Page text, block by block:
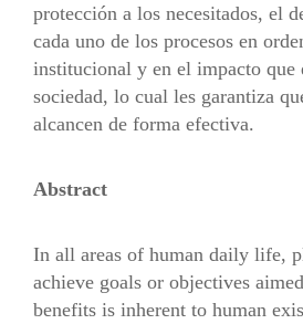
protección a los necesitados, el
cada uno de los procesos en
institucional y en el impacto que
sociedad, lo cual les garantiza
alcancen de forma efectiva.
Abstract
In all areas of human daily life,
achieve goals or objectives
benefits is inherent to human